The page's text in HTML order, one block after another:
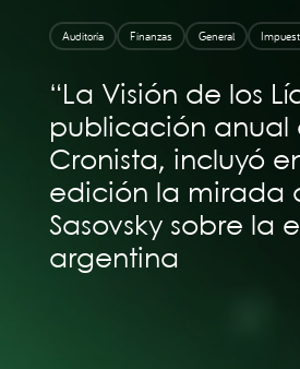
Auditoría Finanzas General
“La Visión de los
publicación anual
Cronista, incluyó
edición la mirada
Sasovsky sobre la
argentina